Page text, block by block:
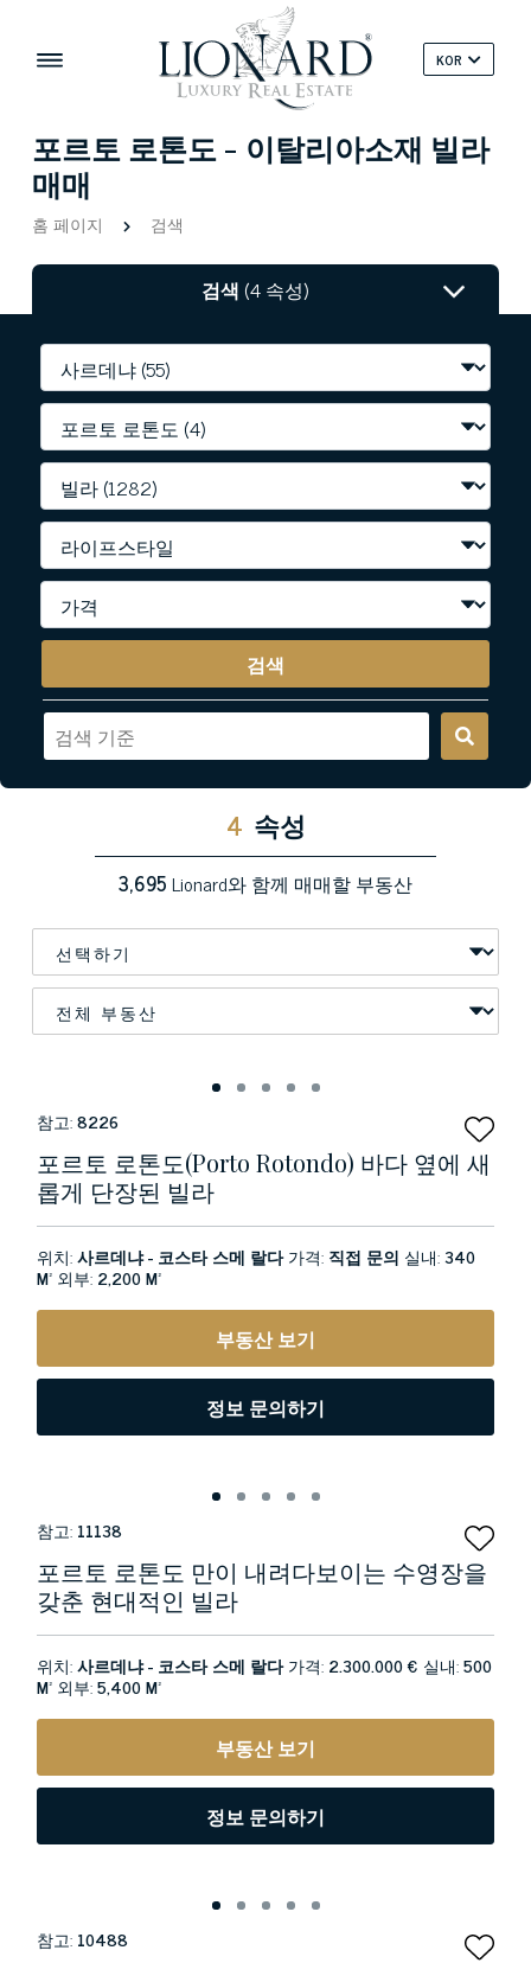
KOR
포르토 로톤도 - 이탈리아소재 빌라
매매
홈 페이지 검색
검색 (4 속성)
검색
4 속성
3,695Lionard와 함께 매매할 부동산
참고:8226
포르토 로톤도(porto Rotondo) 바다 옆에 새
롭게 단장된 빌라
위치:사르데냐 - 코스타 스메 랄다가격: 직접 문의 실내:340
M² 외부: 2,200 M²
부동산 보기
정보 문의하기
참고: 11138
포르토 로톤도 만이 내려다보이는 수영장을
갖춘 현대적인 빌라
위치:사르데냐 - 코스타 스메 랄다가격: 2.300.000 € 실내:500
M² 외부:5,400 M²
부동산 보기
정보 문의하기
참고: 10488